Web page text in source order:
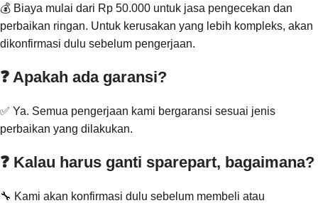
💰 Biaya mulai dari Rp 50.000 untuk jasa pengecekan dan
perbaikan ringan. Untuk kerusakan yang lebih kompleks, akan
dikonfirmasi dulu sebelum pengerjaan.
❓ Apakah ada garansi?
✅ Ya. Semua pengerjaan kami bergaransi sesuai jenis
perbaikan yang dilakukan.
❓ Kalau harus ganti sparepart, bagaimana?
🔧 Kami akan konfirmasi dulu sebelum membeli atau